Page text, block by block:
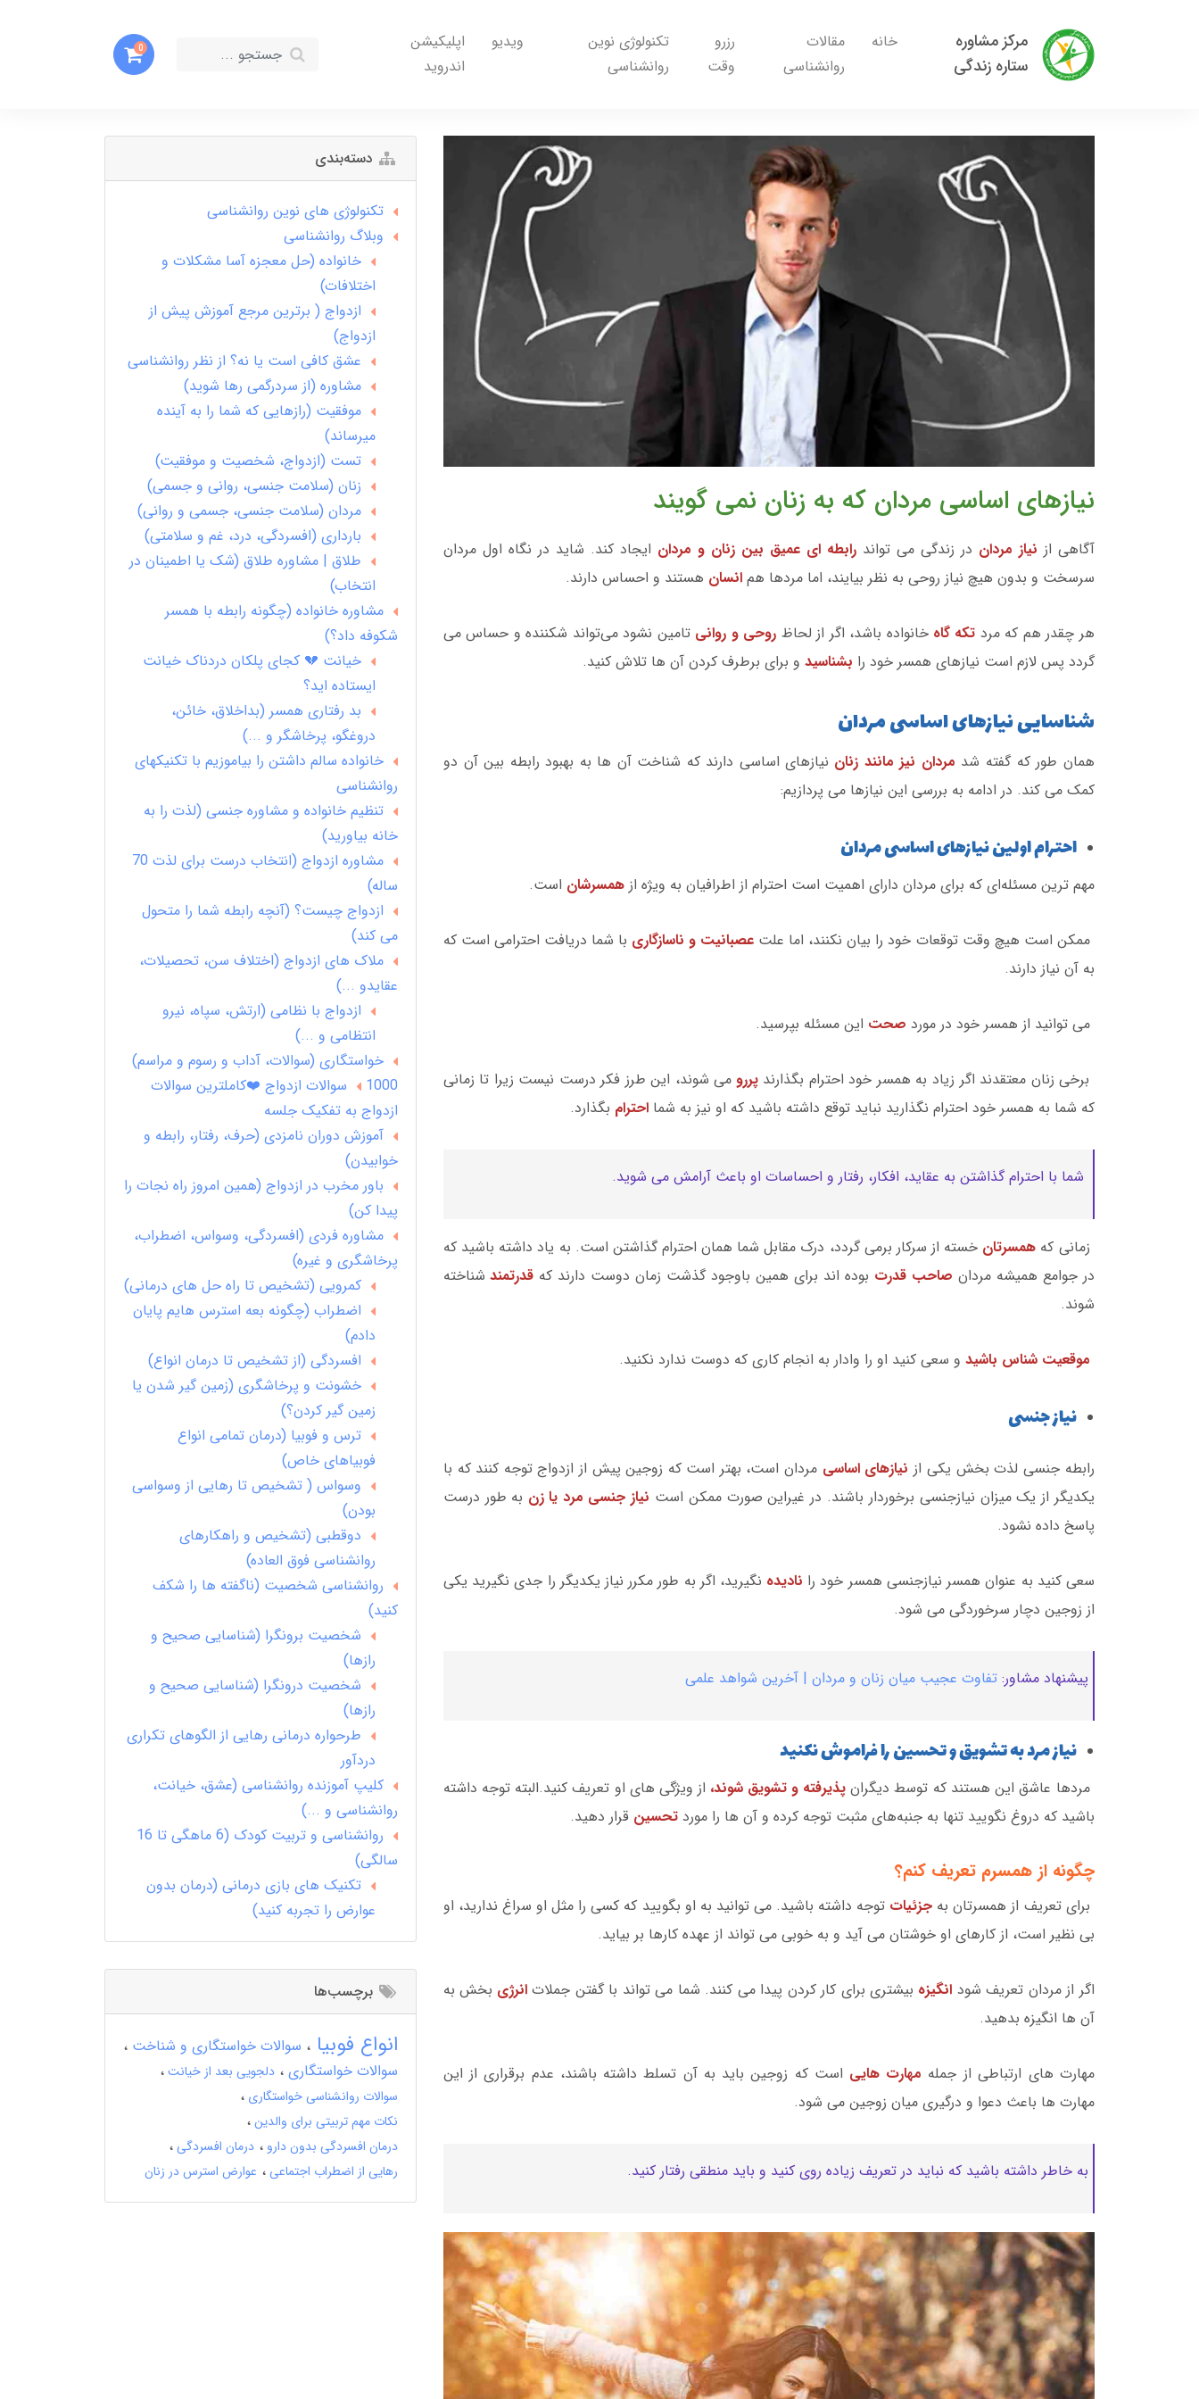
مرکز مشاوره
ستاره زندگی
خانه
مقالات
روانشناسی
رزرو
وقت
تکنولوژی نوین
روانشناسی
ویدیو
اپلیکیشن
اندروید
0
نیازهای اساسی مردان که به زنان نمی گویند
آگاهی از نیاز مردان در زندگی می تواند رابطه ای عمیق بین زنان و مردان ایجاد کند. شاید در نگاه اول مردان
سرسخت و بدون هیچ نیاز روحی به نظر بیایند، اما مردها هم انسان هستند و احساس دارند.
هر چقدر هم که مرد تکه گاه خانواده باشد، اگر از لحاظ روحی و روانی تامین نشود می‌تواند شکننده و حساس می
گردد پس لازم است نیازهای همسر خود را بشناسید و برای برطرف کردن آن ها تلاش کنید.
شناسایی نیازهای اساسی مردان
همان طور که گفته شد مردان نیز مانند زنان نیازهای اساسی دارند که شناخت آن ها به بهبود رابطه بین آن دو
کمک می کند. در ادامه به بررسی این نیازها می پردازیم:
احترام اولین نیازهای اساسی مردان
مهم ترین مسئله‌ای که برای مردان دارای اهمیت است احترام از اطرافیان به ویژه از همسرشان است.
ممکن است هیچ وقت توقعات خود را بیان نکنند، اما علت عصبانیت و ناسازگاری با شما دریافت احترامی است که
به آن نیاز دارند.
می توانید از همسر خود در مورد صحت این مسئله بپرسید.
برخی زنان معتقدند اگر زیاد به همسر خود احترام بگذارند پررو می شوند، این طرز فکر درست نیست زیرا تا زمانی
که شما به همسر خود احترام نگذارید نباید توقع داشته باشید که او نیز به شما احترام بگذارد.
شما با احترام گذاشتن به عقاید، افکار، رفتار و احساسات او باعث آرامش می شوید.
زمانی که همسرتان خسته از سرکار برمی گردد، درک مقابل شما همان احترام گذاشتن است. به یاد داشته باشید که
در جوامع همیشه مردان صاحب قدرت بوده اند برای همین باوجود گذشت زمان دوست دارند که قدرتمند شناخته
شوند.
موقعیت شناس باشید و سعی کنید او را وادار به انجام کاری که دوست ندارد نکنید.
نیاز جنسی
رابطه جنسی لذت بخش یکی از نیازهای اساسی مردان است، بهتر است که زوجین پیش از ازدواج توجه کنند که با
یکدیگر از یک میزان نیازجنسی برخوردار باشند. در غیراین صورت ممکن است نیاز جنسی مرد یا زن به طور درست
پاسخ داده نشود.
سعی کنید به عنوان همسر نیازجنسی همسر خود را نادیده نگیرید، اگر به طور مکرر نیاز یکدیگر را جدی نگیرید یکی
از زوجین دچار سرخوردگی می شود.
پیشنهاد مشاور: تفاوت عجیب میان زنان و مردان | آخرین شواهد علمی
نیاز مرد به تشویق و تحسین را فراموش نکنید
مردها عاشق این هستند که توسط دیگران پذیرفته و تشویق شوند، از ویژگی های او تعریف کنید.البته توجه داشته
باشید که دروغ نگویید تنها به جنبه‌های مثبت توجه کرده و آن ها را مورد تحسین قرار دهید.
چگونه از همسرم تعریف کنم؟
برای تعریف از همسرتان به جزئیات توجه داشته باشید. می توانید به او بگویید که کسی را مثل او سراغ ندارید، او
بی نظیر است، از کارهای او خوشتان می آید و به خوبی می تواند از عهده کارها بر بیاید.
اگر از مردان تعریف شود انگیزه بیشتری برای کار کردن پیدا می کنند. شما می تواند با گفتن جملات انرژی بخش به
آن ها انگیزه بدهید.
مهارت های ارتباطی از جمله مهارت هایی است که زوجین باید به آن تسلط داشته باشند، عدم برقراری از این
مهارت ها باعث دعوا و درگیری میان زوجین می شود.
به خاطر داشته باشید که نباید در تعریف زیاده روی کنید و باید منطقی رفتار کنید.
دسته‌بندی
تکنولوژی های نوین روانشناسی
وبلاگ روانشناسی
خانواده (حل معجزه آسا مشکلات و
اختلافات)
ازدواج ( برترین مرجع آموزش پیش از
ازدواج)
عشق کافی است یا نه؟ از نظر روانشناسی
مشاوره (از سردرگمی رها شوید)
موفقیت (رازهایی که شما را به آینده
میرساند)
تست (ازدواج، شخصیت و موفقیت)
زنان (سلامت جنسی، روانی و جسمی)
مردان (سلامت جنسی، جسمی و روانی)
بارداری (افسردگی، درد، غم و سلامتی)
طلاق | مشاوره طلاق (شک یا اطمینان در
انتخاب)
مشاوره خانواده (چگونه رابطه با همسر
شکوفه داد؟)
خیانت 💔 کجای پلکان دردناک خیانت
ایستاده اید؟
بد رفتاری همسر (بداخلاق، خائن،
دروغگو، پرخاشگر و ...)
خانواده سالم داشتن را بیاموزیم با تکنیکهای
روانشناسی
تنظیم خانواده و مشاوره جنسی (لذت را به
خانه بیاورید)
مشاوره ازدواج (انتخاب درست برای لذت 70
ساله)
ازدواج چیست؟ (آنچه رابطه شما را متحول
می کند)
ملاک های ازدواج (اختلاف سن، تحصیلات،
عقایدو ...)
ازدواج با نظامی (ارتش، سپاه، نیرو
انتظامی و ...)
خواستگاری (سوالات، آداب و رسوم و مراسم)
1000 سوالات ازدواج ❤️کاملترین سوالات
ازدواج به تفکیک جلسه
آموزش دوران نامزدی (حرف، رفتار، رابطه و
خوابیدن)
باور مخرب در ازدواج (همین امروز راه نجات را
پیدا کن)
مشاوره فردی (افسردگی، وسواس، اضطراب،
پرخاشگری و غیره)
کمرویی (تشخیص تا راه حل های درمانی)
اضطراب (چگونه بعه استرس هایم پایان
دادم)
افسردگی (از تشخیص تا درمان انواع)
خشونت و پرخاشگری (زمین گیر شدن یا
زمین گیر کردن؟)
ترس و فوبیا (درمان تمامی انواع
فوبیاهای خاص)
وسواس ( تشخیص تا رهایی از وسواسی
بودن)
دوقطبی (تشخیص و راهکارهای
روانشناسی فوق العاده)
روانشناسی شخصیت (ناگفته ها را شکف
کنید)
شخصیت برونگرا (شناسایی صحیح و
رازها)
شخصیت درونگرا (شناسایی صحیح و
رازها)
طرحواره درمانی رهایی از الگوهای تکراری
دردآور
کلیپ آموزنده روانشناسی (عشق، خیانت،
روانشناسی و ...)
روانشناسی و تربیت کودک (6 ماهگی تا 16
سالگی)
تکنیک های بازی درمانی (درمان بدون
عوارض را تجربه کنید)
برچسب‌ها
انواع فوبیا
سوالات خواستگاری و شناخت
سوالات خواستگاری
دلجویی بعد از خیانت
سوالات روانشناسی خواستگاری
نکات مهم تربیتی برای والدین
درمان افسردگی بدون دارو
درمان افسردگی
رهایی از اضطراب اجتماعی
عوارض استرس در زنان